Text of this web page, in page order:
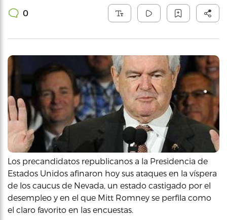
0
Los precandidatos republicanos a la Presidencia de
Estados Unidos afinaron hoy sus ataques en la víspera
de los caucus de Nevada, un estado castigado por el
desempleo y en el que Mitt Romney se perfila como
el claro favorito en las encuestas.